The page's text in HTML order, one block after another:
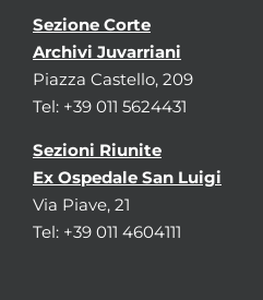
Temi
Politica e
Parole chiave
Consolati
Localizzazioneassociata al
Sezione Corte
Archivi Juvarriani
Piazza Castello, 209
Tel: +39 011 5624431
Sezioni Riunite
Ex Ospedale San Luigi
Via Piave, 21
Tel: +39 011 4604111